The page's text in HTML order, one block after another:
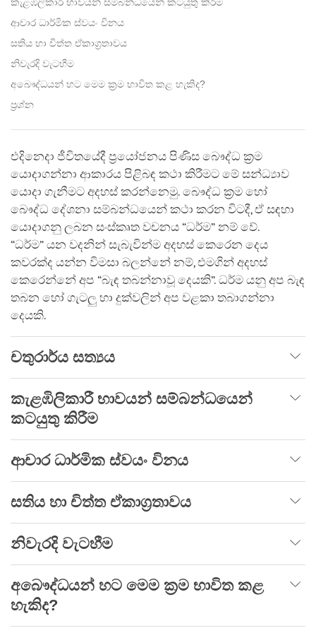
ආචාර ධාර්මික ස්වයං විනය
සතිය හා චිත්ත ඒකාග්‍රතාවය
නිවැරදි වැටහීම
අබෞද්ධයන් හට මෙම ක්‍රම භාවිත කළ හැකිද?
ප්‍රශ්න
එදිනෙදා ජීවිතයේදී ප්‍රයෝජනය පිණිස බෞද්ධ ක්‍රම
යොදාගන්නා ආකාරය පිළිබඳ කථා කිරීමට මේ සන්ධ්‍යාව
යොදා ගැනීමට අදහස් කරන්නෙමු. බෞද්ධ ක්‍රම හෝ
බෞද්ධ දේශනා සම්බන්ධයෙන් කථා‍ කරන විටදී, ඒ සඳහා
යොදාගනු ලබන සංස්කෘත වචනය “ධර්ම” නම් වේ.
“ධර්ම” යන වදනින් සැබැවින්ම අදහස් කෙරෙන දෙය
කවරක්ද යන්න විමසා බලන්නේ නම්, එමගින් අදහස්
කෙරෙන්නේ අප “බැඳ තබන්නාවූ දෙයකි”. ධර්ම යනු අප බැඳ
තබන හෝ ගැටලු හා දුක්වලින් අප වළකා තබාගන්නා
දෙයකි.
චතුරාර්ය සත්‍යය
කැළඹිලිකාරී භාවයන් සම්බන්ධයෙන්
කටයුතු කිරීම
ආචාර ධාර්මික ස්වයං විනය
සතිය හා චිත්ත ඒකාග්‍රතාවය
නිවැරදි වැටහීම
අබෞද්ධයන් හට මෙම ක්‍රම භාවිත කළ
හැකිද?